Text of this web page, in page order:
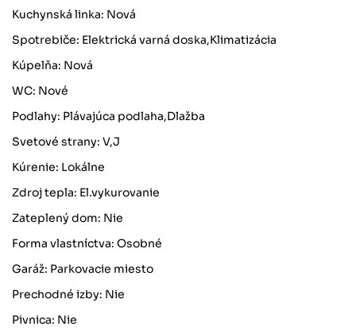
Kuchynská linka: Nová
Spotrebiče: Elektrická varná doska,Klimatizácia
Kúpelňa: Nová
WC: Nové
Podlahy: Plávajúca podlaha,Dlažba
Svetové strany: V,J
Kúrenie: Lokálne
Zdroj tepla: El.vykurovanie
Zateplený dom: Nie
Forma vlastníctva: Osobné
Garáž: Parkovacie miesto
Prechodné izby: Nie
Pivnica: Nie